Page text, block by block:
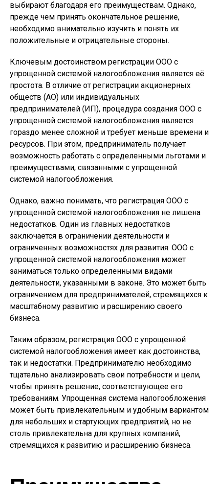
выбирают благодаря его преимуществам. Однако,
прежде чем принять окончательное решение,
необходимо внимательно изучить и понять их
положительные и отрицательные стороны.
Ключевым достоинством регистрации ООО с
упрощенной системой налогообложения является её
простота. В отличие от регистрации акционерных
обществ (АО) или индивидуальных
предпринимателей (ИП), процедура создания ООО с
упрощенной системой налогообложения является
гораздо менее сложной и требует меньше времени и
ресурсов. При этом, предприниматель получает
возможность работать с определенными льготами и
преимуществами, связанными с упрощенной
системой налогообложения.
Однако, важно понимать, что регистрация ООО с
упрощенной системой налогообложения не лишена
недостатков. Один из главных недостатков
заключается в ограничении деятельности и
ограниченных возможностях для развития. ООО с
упрощенной системой налогообложения может
заниматься только определенными видами
деятельности, указанными в законе. Это может быть
ограничением для предпринимателей, стремящихся к
масштабному развитию и расширению своего
бизнеса.
Таким образом, регистрация ООО с упрощенной
системой налогообложения имеет как достоинства,
так и недостатки. Предпринимателю необходимо
тщательно анализировать свои потребности и цели,
чтобы принять решение, соответствующее его
требованиям. Упрощенная система налогообложения
может быть привлекательным и удобным вариантом
для небольших и стартующих предприятий, но не
столь привлекательна для крупных компаний,
стремящихся к развитию и расширению бизнеса.